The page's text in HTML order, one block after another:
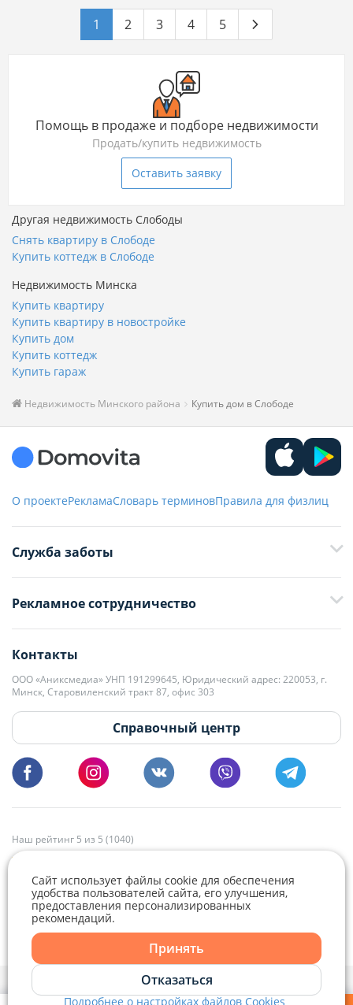
Telegram
1 2 3 4 5
Помощь в продаже и подборе недвижимости
Продать/купить недвижимость
Оставить заявку
Другая недвижимость Слободы
Снять квартиру в Слободе
Купить коттедж в Слободе
Недвижимость Минска
Купить квартиру
Купить квартиру в новостройке
Купить дом
Купить коттедж
Купить гараж
Недвижимость Минского района Купить дом в Слободе
О проектеРекламаСловарь терминовПравила для физлиц
Служба заботы
+375 33 376-13-70
editor@domovita.by
Мы принимаем звонки и отвечаем на письма в будние дни с 9:00 до
18:00.
Рекламное сотрудничество
kb@domovita.by
+375 29 179-11-28 Владислав Гладченко
vg@domovita.by
Пишите и звоните нам в будние дни с 8:00 до 20:00.
Контакты
ООО «Аниксмедиа» УНП 191299645, Юридический адрес: 220053, г.
Минск, Старовиленский тракт 87, офис 303
Справочный центр
Наш рейтинг 5 из 5 (1040)
Политика конфиденциальности,
Политика обработки файлов cookieиВыбор настроек Cookie
Сайт использует файлы cookie для обеспечения
удобства пользователей сайта, его улучшения,
предоставления персонализированных
рекомендаций.
Принять
Отказаться
Подробнее о настройках файлов Cookies